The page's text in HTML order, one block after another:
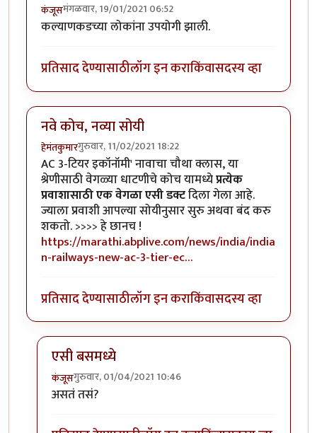
कंजूसमंगळवार, 19/01/2021 06:52
कल्याणकडच्या लोकांना उपयोगी झाली.
प्रतिसाद देण्यासाठीलॉग इन कराकिंवासदस्य व्हा
नवे कोच, नव्या सोयी
हेमंतकुमारगुरुवार, 11/02/2021 18:22
AC 3-टियर इकॉनॉमी' नावाचा चौथा क्लास, या
श्रेणीसाठी वेगळ्या धाटणीचे कोच यामध्येप्रत्येक
प्रवाशासाठी एक वेगळा एसी डक्टदिला गेला आहे.
ज्याला प्रवाशी आपल्या सोयीनुसार सुरु अथवा बंद करु
शकतो. >>>> हे छानच !
https://marathi.abplive.com/news/india/india
n-railways-new-ac-3-tier-ec…
प्रतिसाद देण्यासाठीलॉग इन कराकिंवासदस्य व्हा
एसी बसमध्ये
कंजूसगुरुवार, 01/04/2021 10:46
In reply to
असतं तसं?